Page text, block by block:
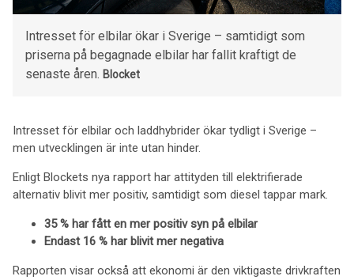
Intresset för elbilar ökar i Sverige – samtidigt som
priserna på begagnade elbilar har fallit kraftigt de
senaste åren. Blocket
Intresset för elbilar och laddhybrider ökar tydligt i Sverige –
men utvecklingen är inte utan hinder.
Enligt Blockets nya rapport har attityden till elektrifierade
alternativ blivit mer positiv, samtidigt som diesel tappar mark.
35 % har fått en mer positiv syn på elbilar
Endast 16 % har blivit mer negativa
Rapporten visar också att ekonomi är den viktigaste drivkraften